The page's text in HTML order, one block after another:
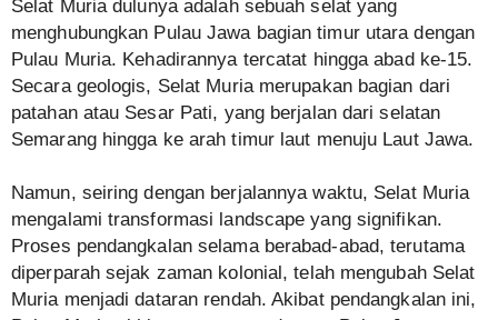
Selat Muria dulunya adalah sebuah selat yang
menghubungkan Pulau Jawa bagian timur utara dengan
Pulau Muria. Kehadirannya tercatat hingga abad ke-15.
Secara geologis, Selat Muria merupakan bagian dari
patahan atau Sesar Pati, yang berjalan dari selatan
Semarang hingga ke arah timur laut menuju Laut Jawa.
Namun, seiring dengan berjalannya waktu, Selat Muria
mengalami transformasi landscape yang signifikan.
Proses pendangkalan selama berabad-abad, terutama
diperparah sejak zaman kolonial, telah mengubah Selat
Muria menjadi dataran rendah. Akibat pendangkalan ini,